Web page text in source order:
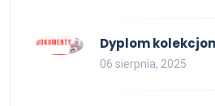
Dyplom
06 sierpnia, 2025